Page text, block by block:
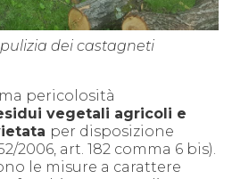
dei castagneti
pericolosità
vegetali agricoli e
per disposizione
2006, art. 182 comma 6 bis).
le misure a carattere